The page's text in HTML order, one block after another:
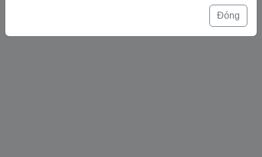
Đóng